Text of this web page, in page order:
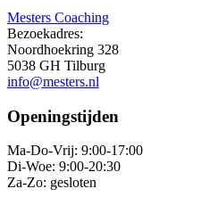
Mesters Coaching
Bezoekadres:
Noordhoekring 328
5038 GH Tilburg
info@mesters.nl
Openingstijden
Ma-Do-Vrij: 9:00-17:00
Di-Woe: 9:00-20:30
Za-Zo: gesloten